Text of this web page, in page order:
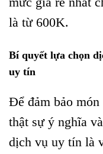
là từ 600K.
Bí quyết lựa chọn
uy tín
Để đảm bảo món
thật sự ý nghĩa
dịch vụ uy tín là